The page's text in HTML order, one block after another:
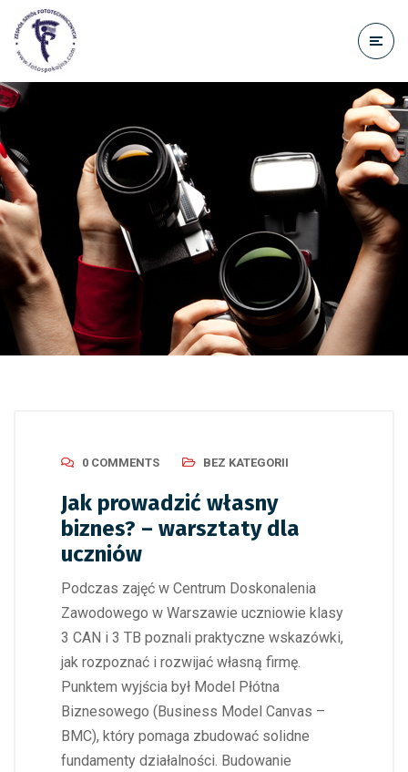
treści
0 COMMENTS BEZ KATEGORII
Jak prowadzić własny
biznes? – warsztaty dla
uczniów
Podczas zajęć w Centrum Doskonalenia
Zawodowego w Warszawie uczniowie klasy
3 CAN i 3 TB poznali praktyczne wskazówki,
jak rozpoznać i rozwijać własną firmę.
Punktem wyjścia był Model Płótna
Biznesowego (Business Model Canvas –
BMC), który pomaga zbudować solidne
fundamenty działalności. Budowanie